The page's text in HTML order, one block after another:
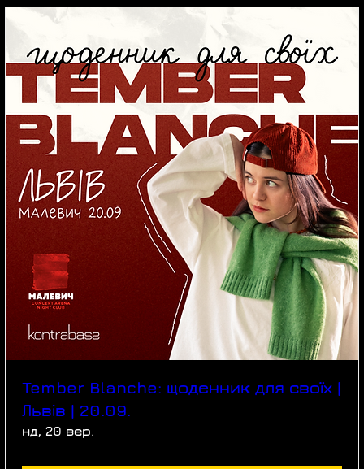
Tember Blanche: щоденник для своїх |
Львів | 20.09.
нд, 20 вер.